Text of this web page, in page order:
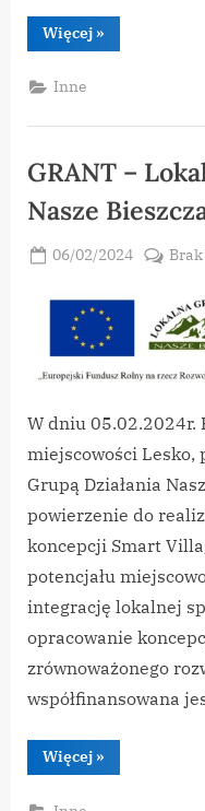
Więcej“LGD
Nasze
OSP
»
Inne
GRANT –
Nasze
Posted
06/02/2024
W dniu 05.02.2024r.
miejscowości Lesko,
Grupą Działania
powierzenie do
koncepcji Smart
potencjału
integrację lokalnej
opracowanie
zrównoważonego
współfinansowana
Więcej“GRANT
–
»